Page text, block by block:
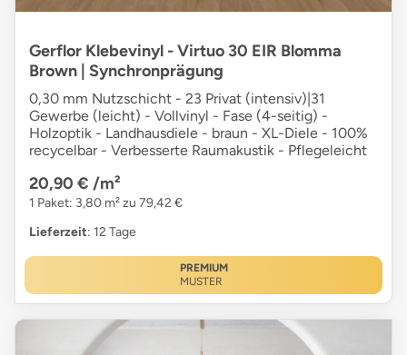
Gerflor Klebevinyl - Virtuo 30 EIR Blomma
Brown | Synchronprägung
0,30 mm Nutzschicht - 23 Privat (intensiv)|31
Gewerbe (leicht) - Vollvinyl - Fase (4-seitig) -
Holzoptik - Landhausdiele - braun - XL-Diele - 100%
recycelbar - Verbesserte Raumakustik - Pflegeleicht
20,90 € /m²
1 Paket: 3,80 m² zu 79,42 €
Lieferzeit: 12 Tage
PREMIUM
MUSTER